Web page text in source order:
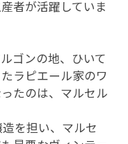
者が活躍していま
ゴンの地、ひいて
ラピエール家のワ
たのは、マルセル
を担い、マルセ